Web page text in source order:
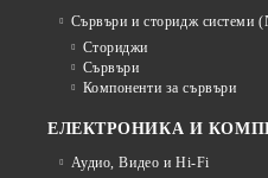
Сървъри и сторидж системи
Сториджи
Сървъри
Компоненти за сървъри
ЕЛЕКТРОНИКА И
Аудио, Видео и Hi-Fi